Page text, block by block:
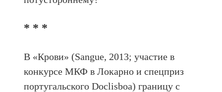
* * *
В «Крови» (Sangue, 2013; участие в
конкурсе МКФ в Локарно и спецприз
португальского Doclisboa) границу с